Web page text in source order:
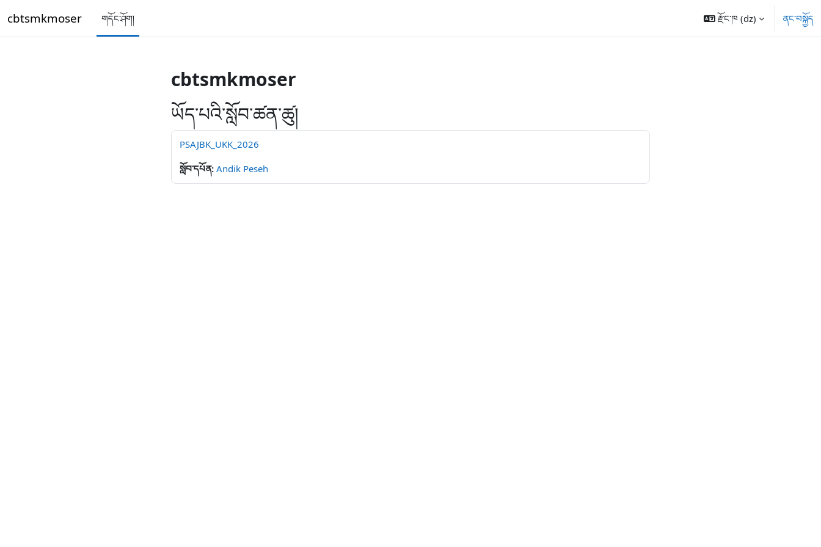
cbtsmkmoser གདོང་ཤོག། རྫོང་ཁ ‎(dz)‎ ནང་བསྐྱོད
cbtsmkmoser
ཡོད་པའི་སློབ་ཚན་ཚུ།
PSAJBK_UKK_2026
སློབ་དཔོན: Andik Peseh